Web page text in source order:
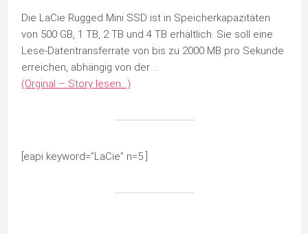
Die LaCie Rugged Mini SSD ist in Speicherkapazitäten
von 500 GB, 1 TB, 2 TB und 4 TB erhältlich. Sie soll eine
Lese-Datentransferrate von bis zu 2000 MB pro Sekunde
erreichen, abhängig von der …
(Orginal – Story lesen…)
[eapi keyword=”LaCie” n=5 ]